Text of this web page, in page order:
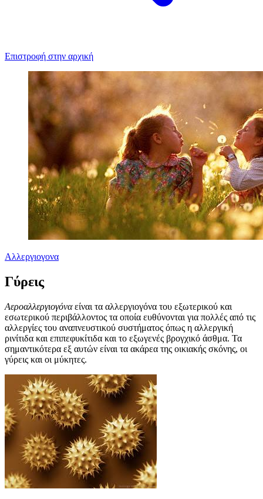
Επιστροφή στην αρχική
Αλλεργιογονα
Γύρεις
Αεροαλλεργιογόναείναι τα αλλεργιογόνα του εξωτερικού και
εσωτερικού περιβάλλοντος τα οποία ευθύνονται για πολλές από τις
αλλεργίες του αναπνευστικού συστήματος όπως η αλλεργική
ρινίτιδα και επιπεφυκίτιδα και το εξωγενές βρογχικό άσθμα. Τα
σημαντικότερα εξ αυτών είναι τα ακάρεα της οικιακής σκόνης, οι
γύρεις και οι μύκητες.